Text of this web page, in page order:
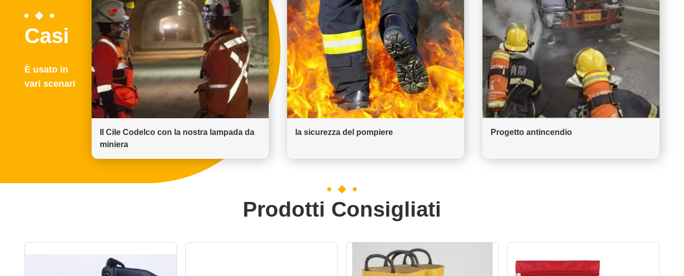
Casi
È usato in
vari scenari
Il Cile Codelco con la nostra lampada da
miniera
la sicurezza del pompiere Progetto antincendio
Prodotti Consigliati